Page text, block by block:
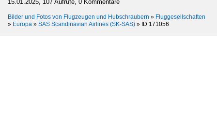
15.01.2025, 107 Aufrufe, 0 Kommentare
Bilder und Fotos von Flugzeugen und Hubschraubern » Fluggesellschaften
» Europa » SAS Scandinavian Airlines (SK-SAS) » ID 171056